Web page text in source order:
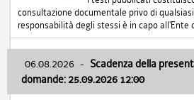
consultazione documentale privo di
responsabilità degli stessi è in capo all'Ente
06.08.2026 - Scadenza della
domande: 25.09.2026 12:00